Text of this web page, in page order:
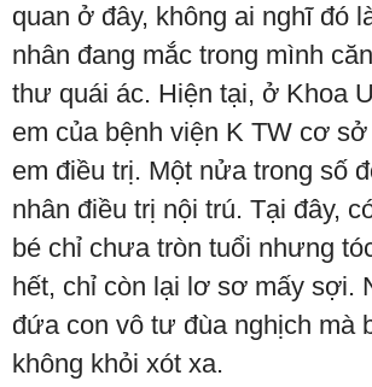
quan ở đây, không ai nghĩ đó
nhân đang mắc trong mình
thư quái ác. Hiện tại, ở Khoa
em của bệnh viện K TW cơ
em điều trị. Một nửa trong số
nhân điều trị nội trú. Tại đây,
bé chỉ chưa tròn tuổi nhưng
hết, chỉ còn lại lơ sơ mấy sợi.
đứa con vô tư đùa nghịch mà
không khỏi xót xa.